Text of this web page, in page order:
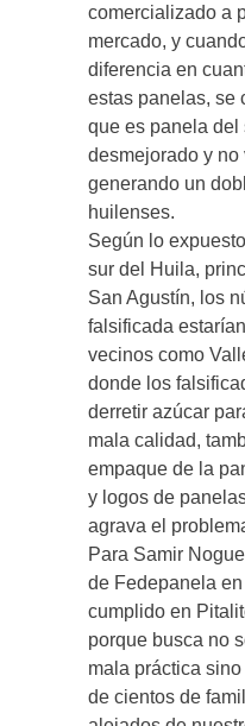
comercializado a
mercado, y
diferencia en
estas panelas, se
que es panela del
desmejorado y no
generando un
huilenses.
Según lo
sur del Huila,
San Agustín, los
falsificada
vecinos como
donde los
derretir azúcar
mala calidad,
empaque de la
y logos de
agrava el
Para Samir
de Fedepanela
cumplido en
porque busca no
mala práctica
de cientos de